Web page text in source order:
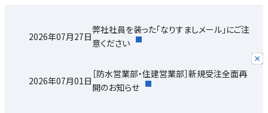
2026年07月27日
弊社社員を装った「なりすましメール」にご注
意ください
2026年07月01日
［防水営業部・住建営業部］新規受注全面再
開のお知らせ